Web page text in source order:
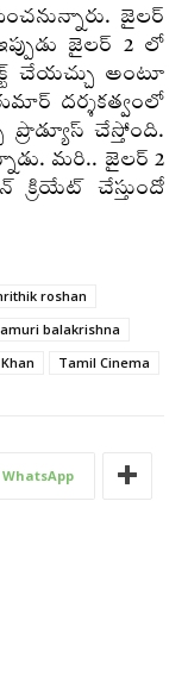
జైలర్
జైలర్ 2 లో
చేయచ్చు అంటూ
దర్శకత్వంలో
ప్రొడ్యూస్ చేస్తోంది.
మరి.. జైలర్ 2
క్రియేట్ చేస్తుందో
roshan
balakrishna
Tamil Cinema
WhatsApp